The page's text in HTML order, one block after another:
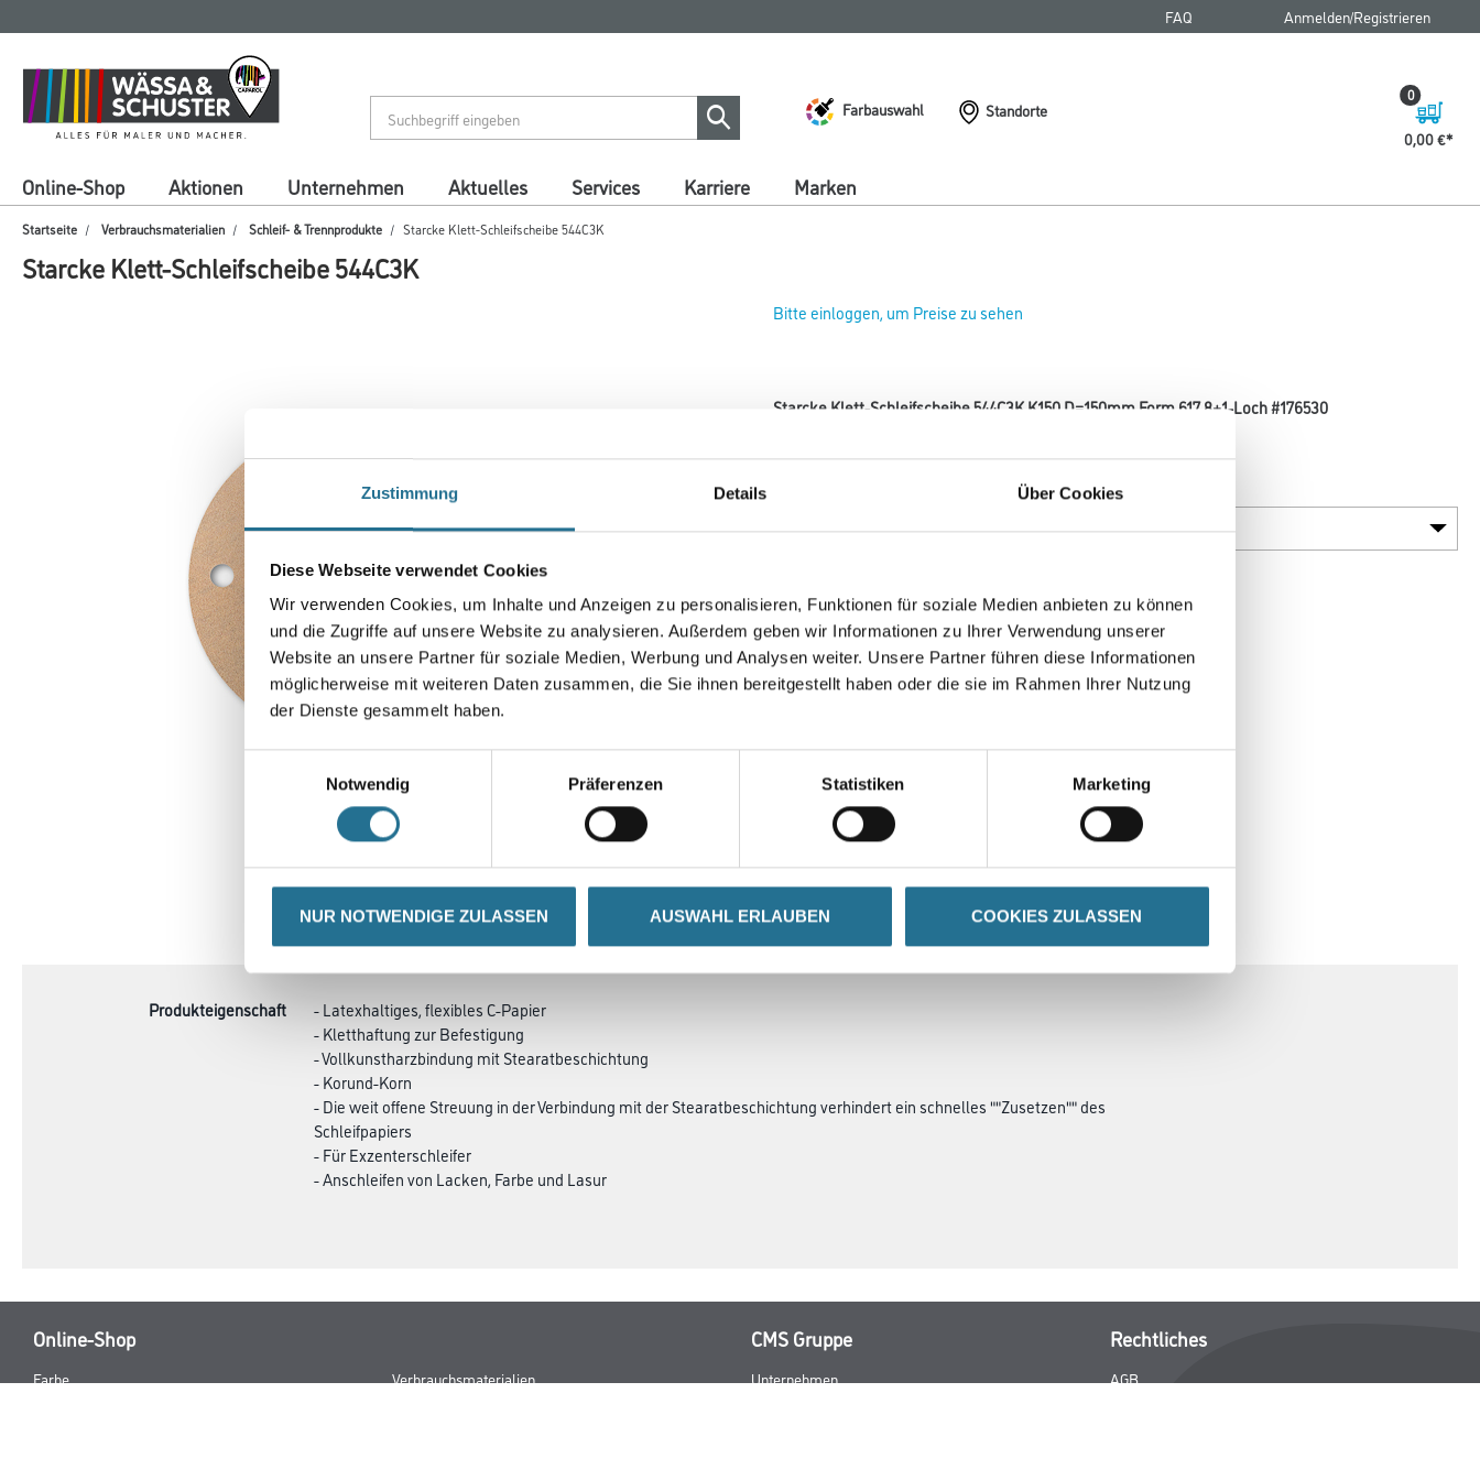
Zustimmung Details Über Cookies
Diese Webseite verwendet Cookies
Wir verwenden Cookies, um Inhalte und Anzeigen zu personalisieren, Funktionen für soziale Medien anbieten zu können
und die Zugriffe auf unsere Website zu analysieren. Außerdem geben wir Informationen zu Ihrer Verwendung unserer
Website an unsere Partner für soziale Medien, Werbung und Analysen weiter. Unsere Partner führen diese Informationen
möglicherweise mit weiteren Daten zusammen, die Sie ihnen bereitgestellt haben oder die sie im Rahmen Ihrer Nutzung
der Dienste gesammelt haben.
Notwendig
Präferenzen Statistiken Marketing
NUR NOTWENDIGE ZULASSEN AUSWAHL ERLAUBEN COOKIES ZULASSEN
springen
springen
FAQ Anmelden/Registrieren
Farbauswahl
Standorte
0,00 €
0
Online-Shop Aktionen Unternehmen Aktuelles Services Karriere Marken
Startseite Verbrauchsmaterialien Schleif- & Trennprodukte Starcke Klett-Schleifscheibe 544C3K
Starcke Klett-Schleifscheibe 544C3K
Bitte einloggen, um Preise zu sehen
Starcke Klett-Schleifscheibe 544C3K K150 D=150mm Form 617 8+1-Loch #176530
Umrechnungsfaktoren
CURRENT
PRODUKTEIGENSCHAFTEN ZUSATZINFOS GEFAHRENHINWEISE SPEZIFIKATIONEN
Produkteigenschaft
- Latexhaltiges, flexibles C-Papier
- Kletthaftung zur Befestigung
- Vollkunstharzbindung mit Stearatbeschichtung
- Korund-Korn
- Die weit offene Streuung in der Verbindung mit der Stearatbeschichtung verhindert ein schnelles ""Zusetzen"" des
Schleifpapiers
- Für Exzenterschleifer
- Anschleifen von Lacken, Farbe und Lasur
Online-Shop
Farbe
Verbrauchsmaterialien
CMS Gruppe
Unternehmen
Rechtliches
AGB